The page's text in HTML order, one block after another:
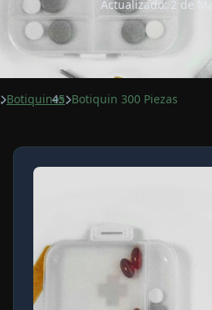
Actualizado: 2 de
Botiquines Botiquin 300 Piezas